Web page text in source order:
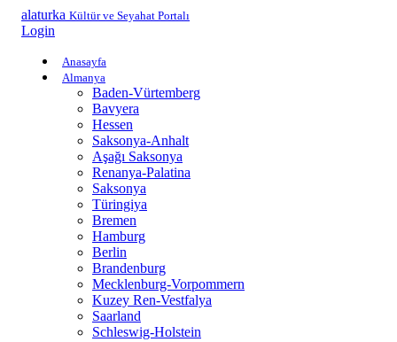
alaturka Kültür ve Seyahat Portalı
Login
Anasayfa
Almanya
Baden-Vürtemberg
Bavyera
Hessen
Saksonya-Anhalt
Aşağı Saksonya
Renanya-Palatina
Saksonya
Türingiya
Bremen
Hamburg
Berlin
Brandenburg
Mecklenburg-Vorpommern
Kuzey Ren-Vestfalya
Saarland
Schleswig-Holstein